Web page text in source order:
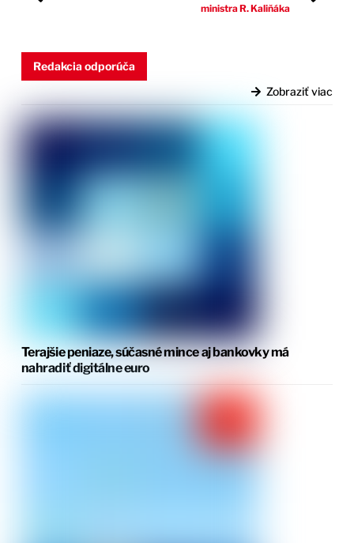
ministra R. Kaliňáka
Redakcia odporúča
Zobraziť viac
Terajšie peniaze, súčasné mince aj bankovky má
nahradiť digitálne euro